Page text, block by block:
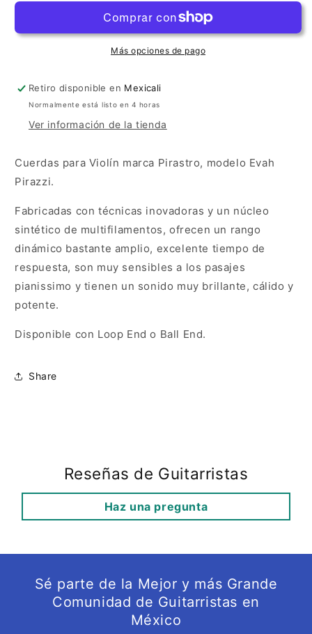
para
Pirazzi
para
Violín
Más opciones de pago
Retiro disponible en Mexicali
Normalmente está listo en 4 horas
Ver información de la tienda
Cuerdas para Violín marca Pirastro, modelo Evah
Pirazzi.
Fabricadas con técnicas inovadoras y un núcleo
sintético de multifilamentos, ofrecen un rango
dinámico bastante amplio, excelente tiempo de
respuesta, son muy sensibles a los pasajes
pianissimo y tienen un sonido muy brillante, cálido y
potente.
Disponible con Loop End o Ball End.
Share
Reseñas de Guitarristas
Haz una pregunta
Sé parte de la Mejor y más Grande
Comunidad de Guitarristas en
México